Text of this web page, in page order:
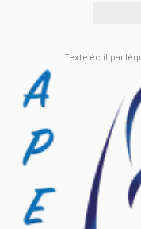
Texte écrit par